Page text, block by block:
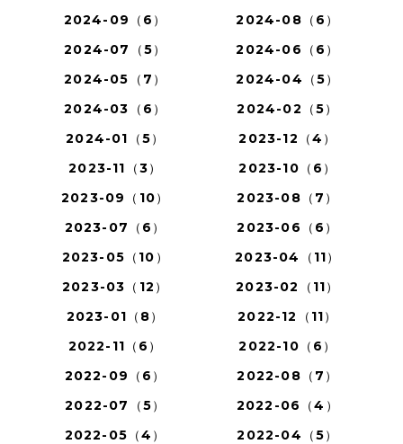
2024-09（6）
2024-08（6）
2024-07（5）
2024-06（6）
2024-05（7）
2024-04（5）
2024-03（6）
2024-02（5）
2024-01（5）
2023-12（4）
2023-11（3）
2023-10（6）
2023-09（10）
2023-08（7）
2023-07（6）
2023-06（6）
2023-05（10）
2023-04（11）
2023-03（12）
2023-02（11）
2023-01（8）
2022-12（11）
2022-11（6）
2022-10（6）
2022-09（6）
2022-08（7）
2022-07（5）
2022-06（4）
2022-05（4）
2022-04（5）